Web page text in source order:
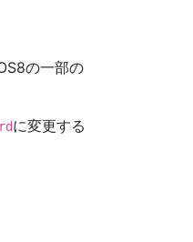
の一部の
に変更する